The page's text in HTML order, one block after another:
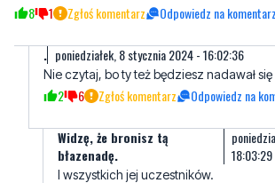
Nie czytaj, bo ty też będziesz nadawał się
Widzę, że bronisz tą
błazenadę.
18:03:29
2 1 Zgłoś komentarz Odpowiedz na
poniedziałek, 8 stycznia 2024 - 16:15:10